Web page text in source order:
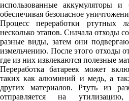
использованные аккумуляторы и
обеспечивая безопасное
Процесс переработки ртутных
несколько этапов. Сначала отходы
разные виды, затем они
измельчению. После этого отходы
где из них извлекаются полезные
Переработка батареек может
таких как алюминий и медь, а
других материалов. Ртуть из
отправляется на